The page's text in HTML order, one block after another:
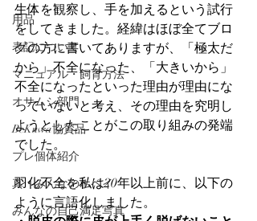
用品
表記について
マニュアル・飼育方法
オサムシ部門
BeKuwa協賛品
プレ個体紹介
真・みんなのホペイ
みんなの自己満足写真
生体を観察し、手を加えるという試行
をしてきました。経緯はほぼ全てブロ
グの方に書いてありますが、「極太だ
から」不全になった、「大きいから」
不全になったといった理由が理由にな
っていないと考え、その理由を究明し
ようとしたことがこの取り組みの発端
でした。
羽化不全を私は20年以上前に、以下の
ように言語化しました。